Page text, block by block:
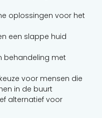
oplossingen voor het
een slappe huid
behandeling met
voor mensen die
in de buurt
alternatief voor